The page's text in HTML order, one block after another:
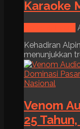
Karaoke
Kehadiran
menunjukkan
Venom
25